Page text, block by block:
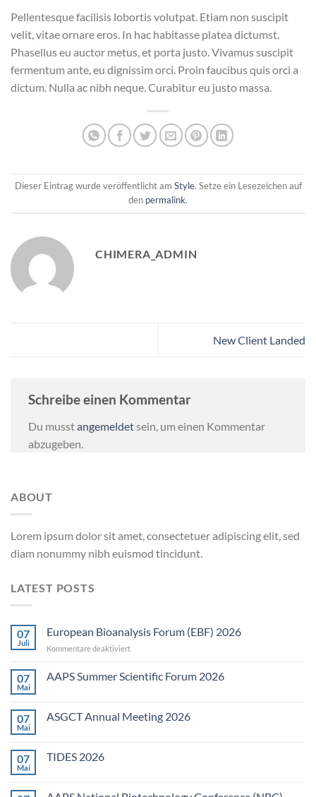
Pellentesque facilisis lobortis volutpat. Etiam non suscipit
velit, vitae ornare eros. In hac habitasse platea dictumst.
Phasellus eu auctor metus, et porta justo. Vivamus suscipit
fermentum ante, eu dignissim orci. Proin faucibus quis orci a
dictum. Nulla ac nibh neque. Curabitur eu justo massa.
Dieser Eintrag wurde veröffentlicht am Style. Setze ein Lesezeichen auf
den permalink.
CHIMERA_ADMIN
New Client Landed
Schreibe einen Kommentar
Du musstangemeldetsein, um einen Kommentar
abzugeben.
ABOUT
Lorem ipsum dolor sit amet, consectetuer adipiscing elit, sed
diam nonummy nibh euismod tincidunt.
LATEST POSTS
07
Juli
European Bioanalysis Forum (EBF) 2026
Kommentare deaktiviertfür
Bioanalysis
Forum
07
Mai
AAPS Summer Scientific Forum 2026
AAPS
2026
07
Mai
ASGCT Annual Meeting 2026
ASGCT
07
Mai
TIDES 2026